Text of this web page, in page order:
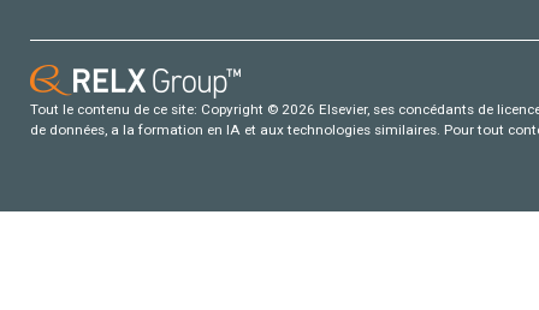
Tout le contenu de ce site: Copyright © 2026 Elsevier, ses concédants de
de données, a la formation en IA et aux technologies similaires. Pour tout